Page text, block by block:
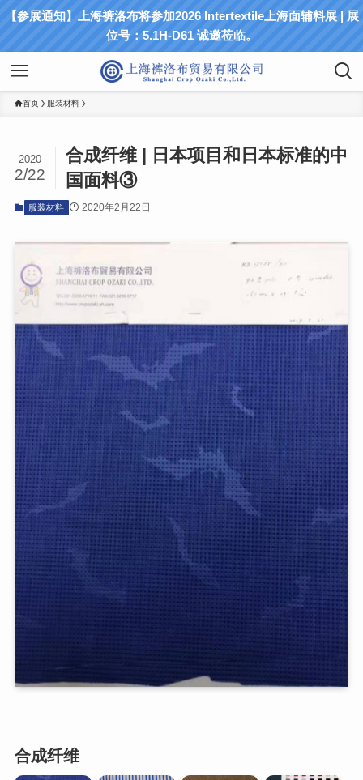
【参展通知】上海裤洛布将参加2026 Intertextile上海面辅料展 | 展
位号：5.1H-D61 诚邀莅临。
首页 服装材料
合成纤维 | 日本项目和日本标准的中
国面料③
2020
2/22
服装材料 2020年2月22日
合成纤维